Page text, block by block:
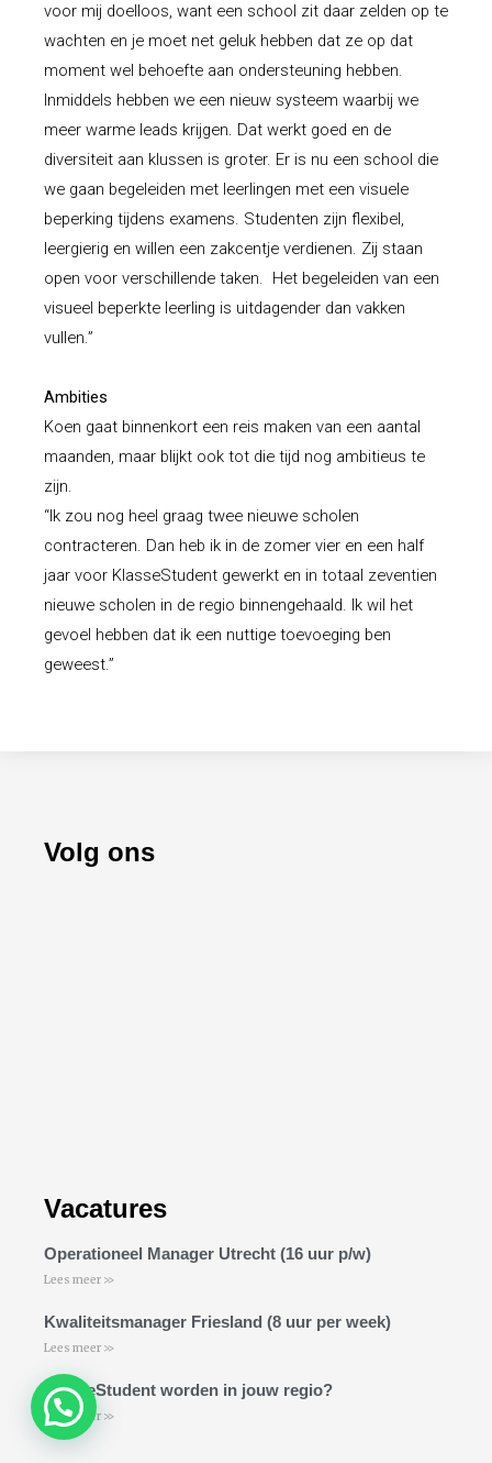
voor mij doelloos, want een school zit daar zelden op te
wachten en je moet net geluk hebben dat ze op dat
moment wel behoefte aan ondersteuning hebben.
Inmiddels hebben we een nieuw systeem waarbij we
meer warme leads krijgen. Dat werkt goed en de
diversiteit aan klussen is groter. Er is nu een school die
we gaan begeleiden met leerlingen met een visuele
beperking tijdens examens. Studenten zijn flexibel,
leergierig en willen een zakcentje verdienen. Zij staan
open voor verschillende taken. Het begeleiden van een
visueel beperkte leerling is uitdagender dan vakken
vullen.”
Ambities
Koen gaat binnenkort een reis maken van een aantal
maanden, maar blijkt ook tot die tijd nog ambitieus te
zijn.
“Ik zou nog heel graag twee nieuwe scholen
contracteren. Dan heb ik in de zomer vier en een half
jaar voor KlasseStudent gewerkt en in totaal zeventien
nieuwe scholen in de regio binnengehaald. Ik wil het
gevoel hebben dat ik een nuttige toevoeging ben
geweest.”
Volg ons
Vacatures
Operationeel Manager Utrecht (16 uur p/w)
Lees meer >>
Kwaliteitsmanager Friesland (8 uur per week)
Lees meer >>
KlasseStudent worden in jouw regio?
Lees meer >>